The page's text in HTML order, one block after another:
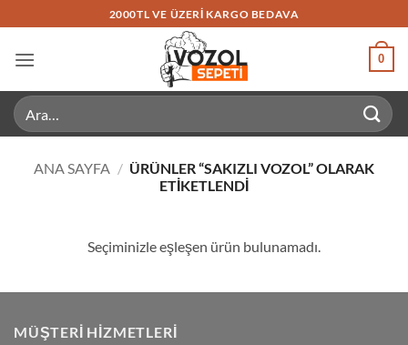
atla
2000TL VE ÜZERI KARGO BEDAVA
0
Ara:
ANA SAYFA / ÜRÜNLER “SAKIZLI VOZOL” OLARAK
ETIKETLENDI
Seçiminizle eşleşen ürün bulunamadı.
MÜŞTERI HIZMETLERI